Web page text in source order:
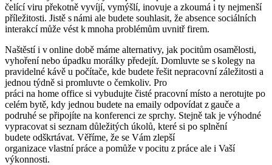
čelící viru překotně vyvíjí, vymýšlí, inovuje a zkoumá i ty nejmenší
příležitosti. Jistě snámi ale budete souhlasit, že absence sociálních
interakcí může vést k mnoha problémům uvnitřfirem.
Naštěstí i v online době máme alternativy, jak pocitům osamělosti,
vyhoření nebo úpadku morálky předejít. Domluvte se s kolegy na
pravidelné kávě u počítače, kde budete řešit nepracovní záležitosti a
jednou týdně si promluvte o čemkoliv. Pro
práci na home office si vybudujte čisté pracovní místo a nerotujte po
celém bytě, kdy jednou budete na emaily odpovídat z gauče a
podruhé se připojíte na konferenci ze sprchy. Stejně tak je výhodné
vypracovat si seznam důležitých úkolů, které si po splnění
budete odškrtávat. Věříme, že se Vám zlepší
organizace vlastní práce a pomůže v pocitu z práce ale i Vaší
výkonnosti.